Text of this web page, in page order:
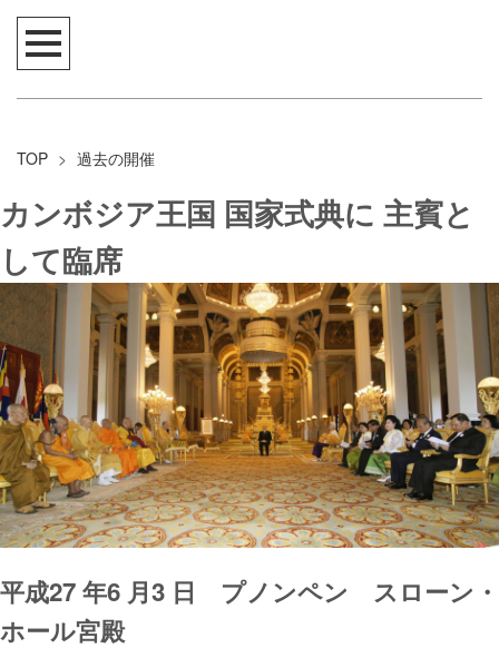
TOP > 過去の開催
カンボジア王国 国家式典に 主賓と
して臨席
平成27 年6 月3 日 プノンペン スローン・
ホール宮殿